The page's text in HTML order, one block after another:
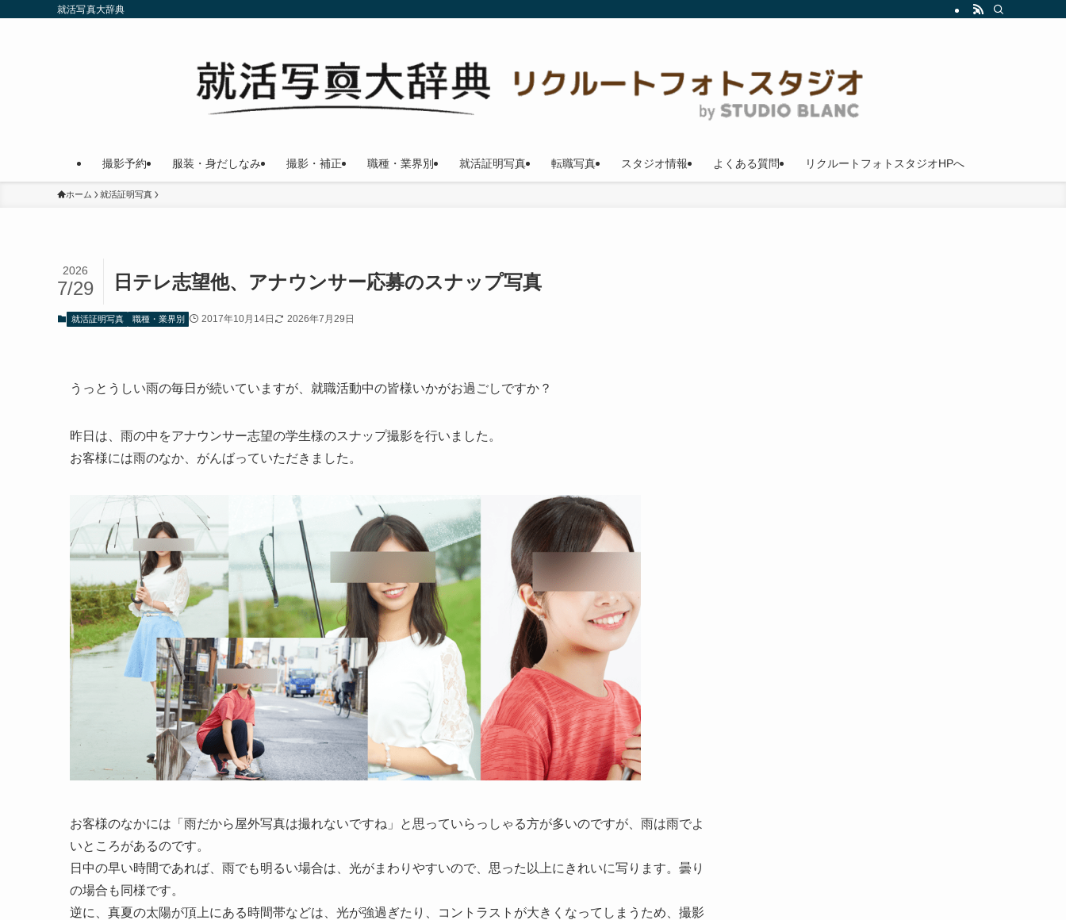
就活写真大辞典
撮影予約 服装・身だしなみ 撮影・補正 職種・業界別 就活証明写真 転職写真 スタジオ情報 よくある質問 リクルートフォトスタジオHPへ
ホーム 就活証明写真
日テレ志望他、アナウンサー応募のスナップ写真
2026
7/29
就活証明写真 職種・業界別 2017年10月14日 2026年7月29日
うっとうしい雨の毎日が続いていますが、就職活動中の皆様いかがお過ごしですか？
昨日は、雨の中をアナウンサー志望の学生様のスナップ撮影を行いました。
お客様には雨のなか、がんばっていただきました。
お客様のなかには「雨だから屋外写真は撮れないですね」と思っていらっしゃる方が多いのですが、雨は雨でよ
いところがあるのです。
日中の早い時間であれば、雨でも明るい場合は、光がまわりやすいので、思った以上にきれいに写ります。曇り
の場合も同様です。
逆に、真夏の太陽が頂上にある時間帯などは、光が強過ぎたり、コントラストが大きくなってしまうため、撮影